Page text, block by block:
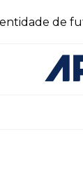
de